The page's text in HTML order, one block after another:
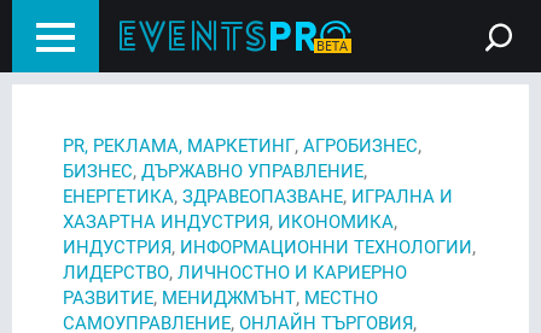
PR, РЕКЛАМА, МАРКЕТИНГ, АГРОБИЗНЕС,
БИЗНЕС, ДЪРЖАВНО УПРАВЛЕНИЕ,
ЕНЕРГЕТИКА, ЗДРАВЕОПАЗВАНЕ, ИГРАЛНА И
ХАЗАРТНА ИНДУСТРИЯ, ИКОНОМИКА,
ИНДУСТРИЯ, ИНФОРМАЦИОННИ ТЕХНОЛОГИИ,
ЛИДЕРСТВО, ЛИЧНОСТНО И КАРИЕРНО
РАЗВИТИЕ, МЕНИДЖМЪНТ, МЕСТНО
САМОУПРАВЛЕНИЕ, ОНЛАЙН ТЪРГОВИЯ,